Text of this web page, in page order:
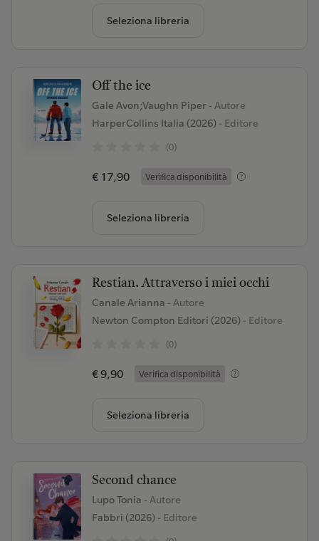
Seleziona libreria
Off the ice
Gale Avon;Vaughn Piper - Autore
HarperCollins Italia (2026)- Editore
(0)
€ 17,90 Verifica disponibilità
Seleziona libreria
Restian. Attraverso i miei occhi
Canale Arianna - Autore
Newton Compton Editori (2026)- Editore
(0)
€ 9,90 Verifica disponibilità
Seleziona libreria
Second chance
Lupo Tonia - Autore
Fabbri (2026)- Editore